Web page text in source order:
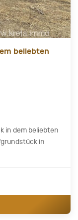
beliebten
in dem beliebten
in